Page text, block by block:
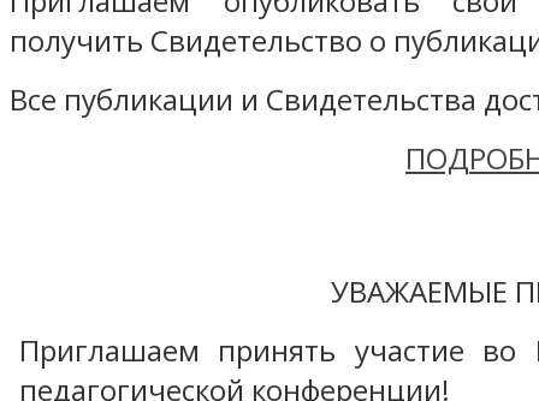
получить Свидетельство о
Все публикации и Свидетельства
УВАЖАЕМЫЕ
Приглашаем принять участие во
педагогической конференции!